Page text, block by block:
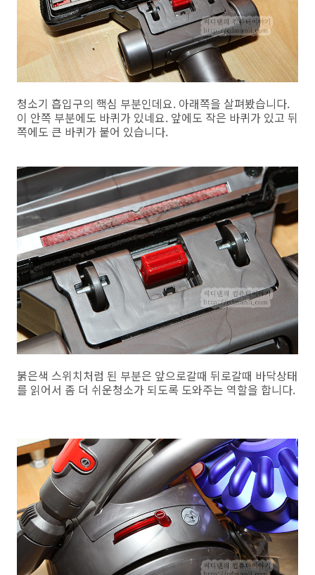
청소기 흡입구의 핵심 부분인데요. 아래쪽을 살펴봤습니다.
이 안쪽 부분에도 바퀴가 있네요. 앞에도 작은 바퀴가 있고 뒤
쪽에도 큰 바퀴가 붙어 있습니다.
붉은색 스위치처럼 된 부분은 앞으로갈때 뒤로갈때 바닥상태
를 읽어서 좀 더 쉬운청소가 되도록 도와주는 역할을 합니다.